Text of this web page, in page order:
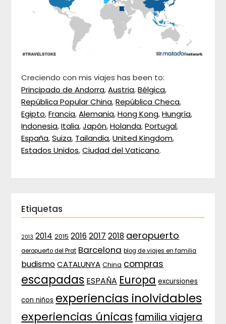
Creciendo con mis viajes has been to:
Principado de Andorra,Austria,Bélgica,
República Popular China,República Checa,
Egipto,Francia,Alemania,Hong Kong,Hungría,
Indonesia,Italia,Japón,Holanda,Portugal,
España,Suiza, Tailandia,United Kingdom,
Estados Unidos,Ciudad del Vaticano.
Etiquetas
2013 2014 2015 2016 2017 2018 aeropuerto
aeropuerto del Prat Barcelona blog de viajes en familia
budismo CATALUNYA China compras
escapadas ESPAÑA Europa excursiones
con niños experiencias inolvidables
experiencias únicas familia viajera